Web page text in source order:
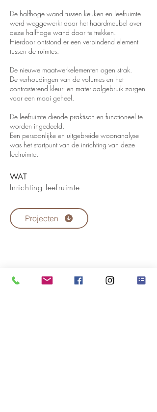
De halfhoge wand tussen keuken en leefruimte
werd weggewerkt door het haardmeubel over
deze halfhoge wand door te trekken.
Hierdoor ontstond er een verbindend element
tussen de ruimtes.
De nieuwe maatwerkelementen ogen strak.
De verhoudingen van de volumes en het
contrasterend kleur- en materiaalgebruik zorgen
voor een mooi geheel.
De leefruimte diende praktisch en functioneel te
worden ingedeeld.
Een persoonlijke en uitgebreide woonanalyse
was het startpunt van de inrichting van deze
leefruimte.
WAT
Inrichting leefruimte
Projecten